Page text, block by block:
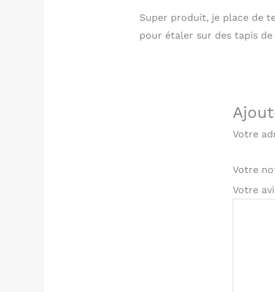
Super produit, je place de
pour étaler sur des tapis
Votre
Votre
Votre